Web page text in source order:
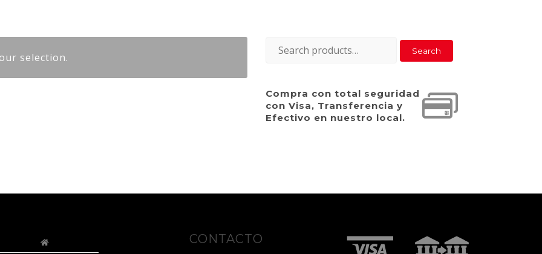
selection.
Search
Search
Compra con total seguridad
con Visa, Transferencia y
Efectivo en nuestro local.
CONTACTO